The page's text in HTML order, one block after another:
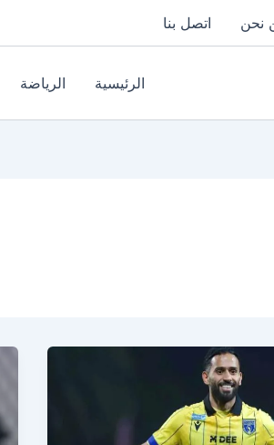
نحن اتصل بنا
الرئيسية الرياضة